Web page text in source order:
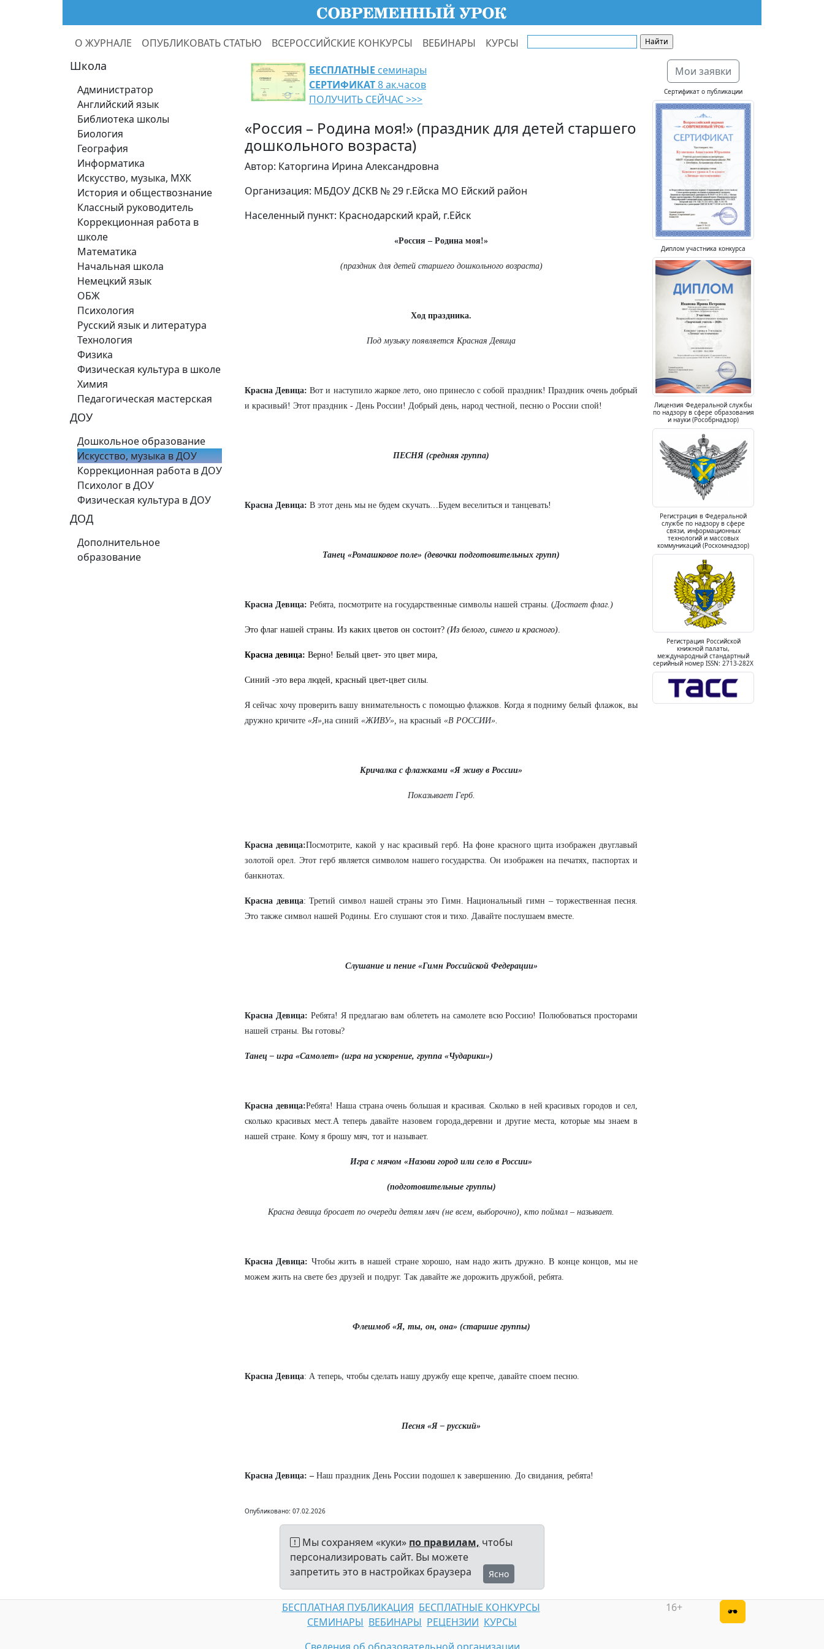
О ЖУРНАЛЕ ОПУБЛИКОВАТЬ СТАТЬЮ ВСЕРОССИЙСКИЕ КОНКУРСЫ ВЕБИНАРЫ КУРСЫ
Школа
Администратор
Английский язык
Библиотека школы
Биология
География
Информатика
Искусство, музыка, МХК
История и обществознание
Классный руководитель
Коррекционная работа в
школе
Математика
Начальная школа
Немецкий язык
ОБЖ
Психология
Русский язык и литература
Технология
Физика
Физическая культура в школе
Химия
Педагогическая мастерская
ДОУ
Дошкольное образование
Искусство, музыка в ДОУ
Коррекционная работа в ДОУ
Психолог в ДОУ
Физическая культура в ДОУ
ДОД
Дополнительное
образование
БЕСПЛАТНЫЕ семинары
СЕРТИФИКАТ8 ак.часов
ПОЛУЧИТЬ СЕЙЧАС >>>
«Россия – Родина моя!» (праздник для детей старшего
дошкольного возраста)
Автор: Каторгина Ирина Александровна
Организация: МБДОУ ДСКВ № 29 г.Ейска МО Ейский район
Населенный пункт: Краснодарский край, г.Ейск
«Россия – Родина моя!»
(праздник для детей старшего дошкольного возраста)
Ход праздника.
Под музыку появляется Красная Девица
Красна Девица: Вот и наступило жаркое лето, оно принесло с собой праздник! Праздник очень добрый
и красивый! Этот праздник - День России! Добрый день, народ честной, песню о России спой!
ПЕСНЯ (средняя группа)
Красна Девица: В этот день мы не будем скучать…Будем веселиться и танцевать!
Танец «Ромашковое поле» (девочки подготовительных групп)
Красна Девица: Ребята, посмотрите на государственные символы нашей страны. (Достает флаг.)
Это флаг нашей страны. Из каких цветов он состоит? (Из белого, синего и красного).
Красна девица: Верно! Белый цвет- это цвет мира,
Синий -это вера людей, красный цвет-цвет силы.
Я сейчас хочу проверить вашу внимательность с помощью флажков. Когда я подниму белый флажок, вы
дружно кричите «Я»,на синий «ЖИВУ», на красный «В РОССИИ».
Кричалка с флажками «Я живу в России»
Показывает Герб.
Красна девица:Посмотрите, какой у нас красивый герб. На фоне красного щита изображен двуглавый
золотой орел. Этот герб является символом нашего государства. Он изображен на печатях, паспортах и
банкнотах.
Красна девица: Третий символ нашей страны это Гимн. Национальный гимн – торжественная песня.
Это также символ нашей Родины. Его слушают стоя и тихо. Давайте послушаем вместе.
Слушание и пение «Гимн Российской Федерации»
Красна Девица: Ребята! Я предлагаю вам облететь на самолете всю Россию! Полюбоваться просторами
нашей страны. Вы готовы?
Танец – игра «Самолет» (игра на ускорение, группа «Чударики»)
Красна девица:Ребята! Наша страна очень большая и красивая. Сколько в ней красивых городов и сел,
сколько красивых мест.А теперь давайте назовем города,деревни и другие места, которые мы знаем в
нашей стране. Кому я брошу мяч, тот и называет.
Игра с мячом «Назови город или село в России»
(подготовительные группы)
Красна девица бросает по очереди детям мяч (не всем, выборочно), кто поймал – называет.
Красна Девица: Чтобы жить в нашей стране хорошо, нам надо жить дружно. В конце концов, мы не
можем жить на свете без друзей и подруг. Так давайте же дорожить дружбой, ребята.
Флешмоб «Я, ты, он, она» (старшие группы)
Красна Девица: А теперь, чтобы сделать нашу дружбу еще крепче, давайте споем песню.
Песня «Я – русский»
Красна Девица: – Наш праздник День России подошел к завершению. До свидания, ребята!
Опубликовано: 07.02.2026
Мои заявки
Сертификат о публикации
Диплом участника конкурса
Лицензия Федеральной службы
по надзору в сфере образования
и науки (Рособрнадзор)
Регистрация в Федеральной
службе по надзору в сфере
связи, информационных
технологий и массовых
коммуникаций (Роскомнадзор)
Регистрация Российской
книжной палаты,
международный стандартный
серийный номер ISSN: 2713-282X
Мы сохраняем «куки» по правилам, чтобы
персонализировать сайт. Вы можете
запретить это в настройках браузера
Ясно
БЕСПЛАТНАЯ ПУБЛИКАЦИЯ БЕСПЛАТНЫЕ КОНКУРСЫ
СЕМИНАРЫ ВЕБИНАРЫ РЕЦЕНЗИИ КУРСЫ
16+